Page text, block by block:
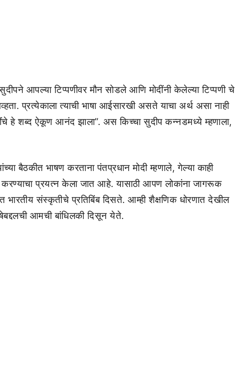
आपल्या टिप्पणीवर मौन सोडले आणि मोदींनी केलेल्या टिप्पणी चे
प्रत्येकाला त्याची भाषा आईसारखी असते याचा अर्थ असा नाही
हे शब्द ऐकूण आनंद झाला”. अस किच्चा सुदीप कन्नडमध्ये म्हणाला,
बैठकीत भाषण करताना पंतप्रधान मोदी म्हणाले, गेल्या काही
करण्याचा प्रयत्न केला जात आहे. यासाठी आपण लोकांना जागरूक
संस्कृतीचे प्रतिबिंब दिसते. आम्ही शैक्षणिक धोरणात देखील
आमची बांधिलकी दिसून येते.